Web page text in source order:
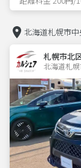
北海道札幌市
札幌市北
北海道札